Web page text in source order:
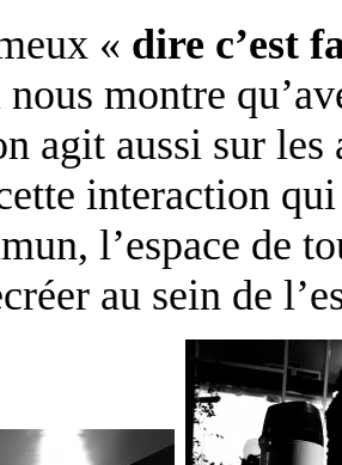
« dire c’est
montre
agit aussi sur les
interaction
l’espace de
au sein de